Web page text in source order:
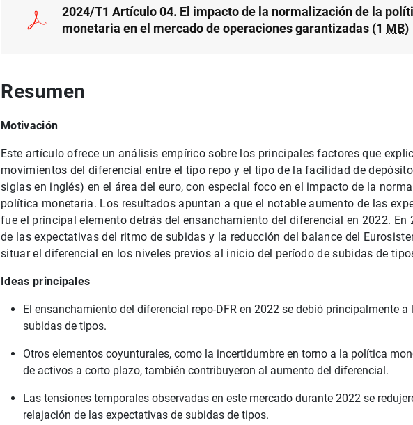
2024/T1 Artículo 04. El impacto de la normalización de la
monetaria en el mercado de operaciones garantizadas (1 MB)
Resumen
Motivación
Este artículo ofrece un análisis empírico sobre los principales factores que
movimientos del diferencial entre el tipo repo y el tipo de la facilidad de
siglas en inglés) en el área del euro, con especial foco en el impacto de la
política monetaria. Los resultados apuntan a que el notable aumento de las
fue el principal elemento detrás del ensanchamiento del diferencial en 2022. En
de las expectativas del ritmo de subidas y la reducción del balance del
situar el diferencial en los niveles previos al inicio del período de subidas de
Ideas principales
El ensanchamiento del diferencial repo-DFR en 2022 se debió principalmente
subidas de tipos.
Otros elementos coyunturales, como la incertidumbre en torno a la política
de activos a corto plazo, también contribuyeron al aumento del diferencial.
Las tensiones temporales observadas en este mercado durante 2022 se
relajación de las expectativas de subidas de tipos.